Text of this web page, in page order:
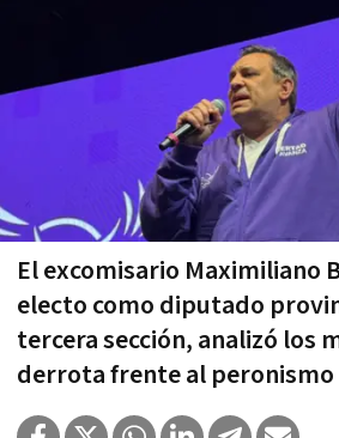
El excomisario Maximiliano
electo como diputado
tercera sección, analizó los
derrota frente al peronismo